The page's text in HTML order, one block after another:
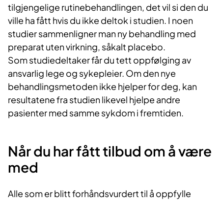
tilgjengelige rutinebehandlingen, det vil si den du
ville ha fått hvis du ikke deltok i studien. I noen
studier sammenligner man ny behandling med
preparat uten virkning, såkalt placebo.
Som studiedeltaker får du tett oppfølging av
ansvarlig lege og sykepleier. Om den nye
behandlingsmetoden ikke hjelper for deg, kan
resultatene fra studien likevel hjelpe andre
pasienter med samme sykdom i fremtiden.
Når du har fått tilbud om å være
med
Alle som er blitt forhåndsvurdert til å oppfylle